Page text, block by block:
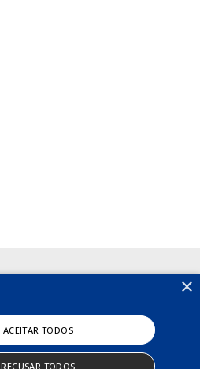
×
ACEITAR TODOS
RECUSAR TODOS